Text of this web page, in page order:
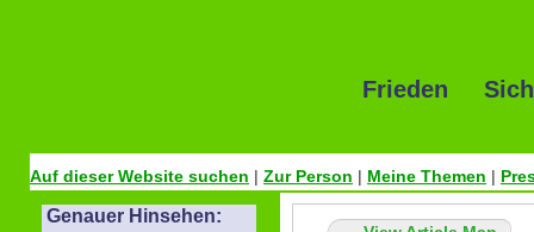
Frieden
Auf dieser Website suchen | Zur Person | Meine Themen |
Genauer Hinsehen: